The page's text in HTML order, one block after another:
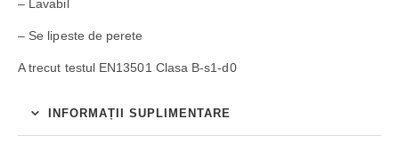
– Lavabil
– Se lipeste de perete
A trecut testul EN13501 Clasa B-s1-d0
INFORMAȚII SUPLIMENTARE